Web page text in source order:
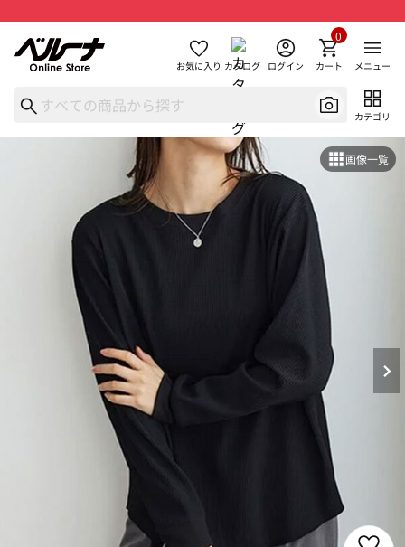
お気に入り カタログ ログイン カート
0
メニュー
カテゴリ
画像一覧